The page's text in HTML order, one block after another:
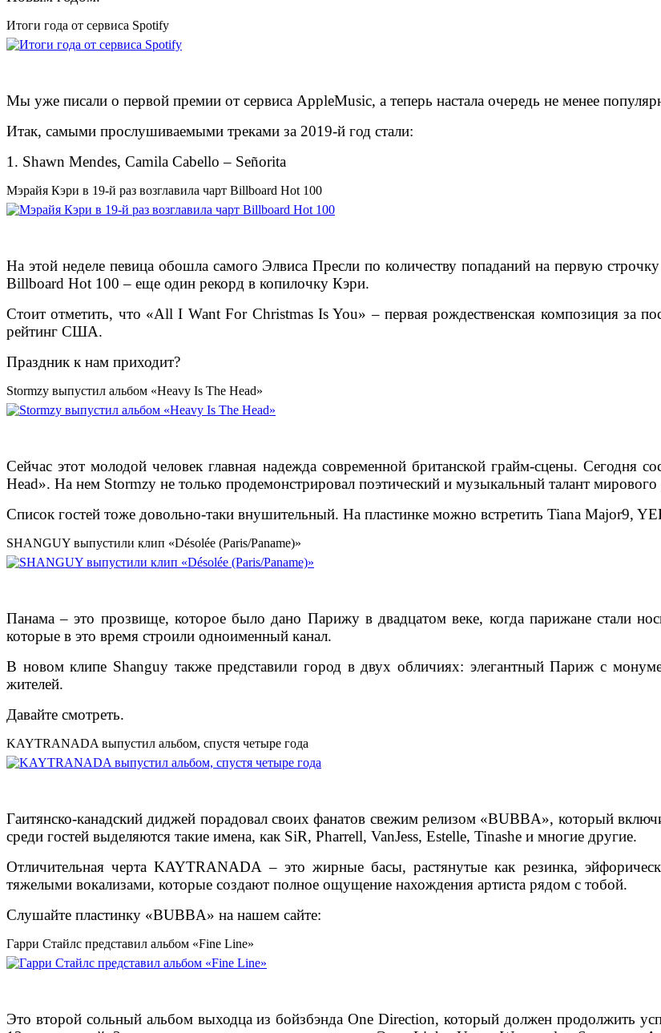
Итоги года от сервиса Spotify
Мы уже писали о первой премии от сервиса AppleMusic, а теперь настала очередь не менее
Итак, самыми прослушиваемыми треками за 2019-й год стали:
1. Shawn Mendes, Camila Cabello – Señorita
Мэрайя Кэри в 19-й раз возглавила чарт Billboard Hot 100
На этой неделе певица обошла самого Элвиса Пресли по количеству попаданий на первую
Billboard Hot 100 – еще один рекорд в копилочку Кэри.
Стоит отметить, что «All I Want For Christmas Is You» – первая рождественская композиция за
рейтинг США.
Праздник к нам приходит?
Stormzy выпустил альбом «Heavy Is The Head»
Сейчас этот молодой человек главная надежда современной британской грайм-сцены. Сегодня
Head». На нем Stormzy не только продемонстрировал поэтический и музыкальный талант
Список гостей тоже довольно-таки внушительный. На пластинке можно встретить Tiana Major9,
SHANGUY выпустили клип «Désolée (Paris/Paname)»
Панама – это прозвище, которое было дано Парижу в двадцатом веке, когда парижане стали
которые в это время строили одноименный канал.
В новом клипе Shanguy также представили город в двух обличиях: элегантный Париж с
жителей.
Давайте смотреть.
KAYTRANADA выпустил альбом, спустя четыре года
Гаитянско-канадский диджей порадовал своих фанатов свежим релизом «BUBBA», который
среди гостей выделяются такие имена, как SiR, Pharrell, VanJess, Estelle, Tinashe и многие другие.
Отличительная черта KAYTRANADA – это жирные басы, растянутые как резинка,
тяжелыми вокализами, которые создают полное ощущение нахождения артиста рядом с тобой.
Слушайте пластинку «BUBBA» на нашем сайте:
Гарри Стайлс представил альбом «Fine Line»
Это второй сольный альбом выходца из бойзбэнда One Direction, который должен продолжить